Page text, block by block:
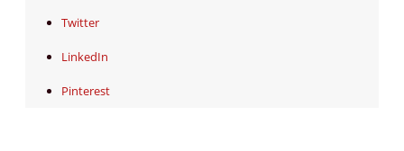
Twitter
LinkedIn
Pinterest